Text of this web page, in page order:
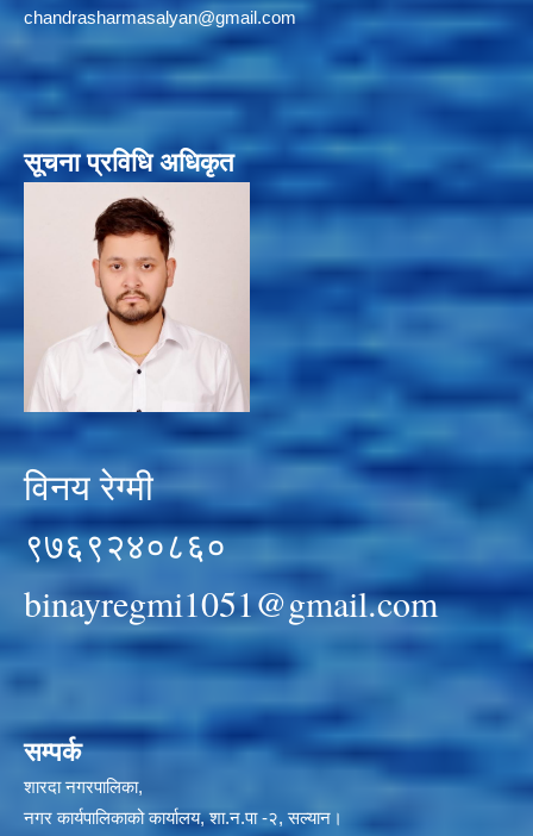
chandrasharmasalyan@gmail.com
सूचना प्रविधि अधिकृत
विनय रेग्मी
९७६९२४०८६०
binayregmi1051@gmail.com
सम्पर्क
शारदा नगरपालिका,
नगर कार्यपालिकाको कार्यालय, शा.न.पा -२, सल्यान।